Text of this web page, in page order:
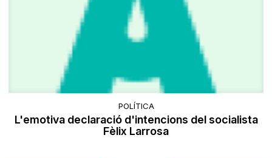
POLÍTICA
L'emotiva declaració d'intencions del socialista
Fèlix Larrosa